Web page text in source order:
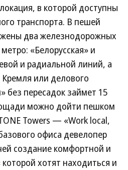
в которой доступны
транспорта. В пешей
два железнодорожных
«Белорусская» и
и радиальной линий, а
или делового
без пересадок займет 15
можно дойти пешком
Towers — «Work local,
офиса девелопер
создание комфортной и
хотят находиться и